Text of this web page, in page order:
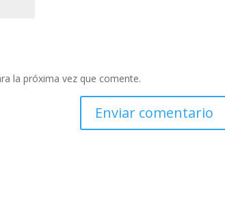
la próxima vez que comente.